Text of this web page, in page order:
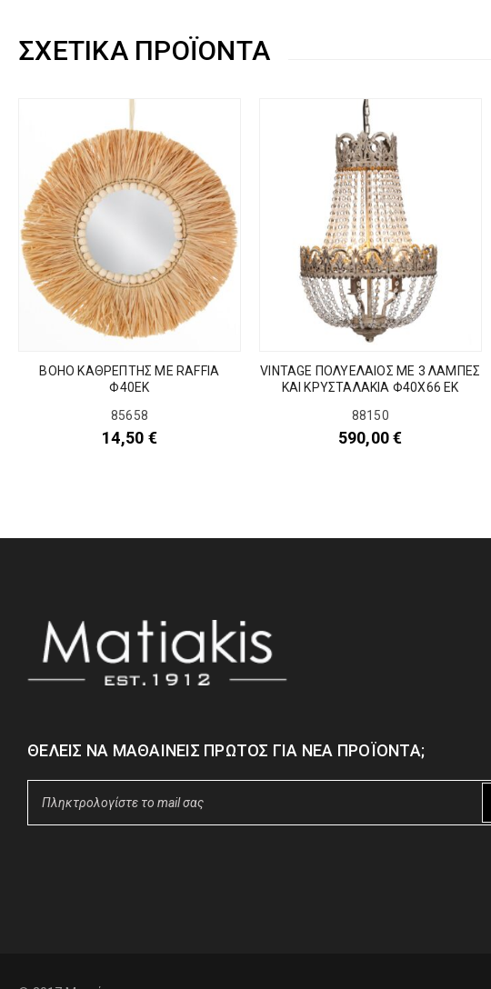
ΣΧΕΤΙΚΆ ΠΡΟΪΌΝΤΑ
BOHO ΚΑΘΡΕΠΤΗΣ ΜΕ RAFFIA
Φ40ΕΚ
85658
14,50 €
VINTAGE ΠΟΛΥΕΛΑΙΟΣ ΜΕ 3 ΛΑΜΠΕΣ
ΚΑΙ ΚΡΥΣΤΑΛΑΚΙΑ Φ40Χ66 ΕΚ
88150
590,00€
ΘΈΛΕΙΣ ΝΑ ΜΑΘΑΊΝΕΙΣ ΠΡΏΤΟΣ ΓΙΑ ΝΈΑ ΠΡΟΪΌΝΤΑ;